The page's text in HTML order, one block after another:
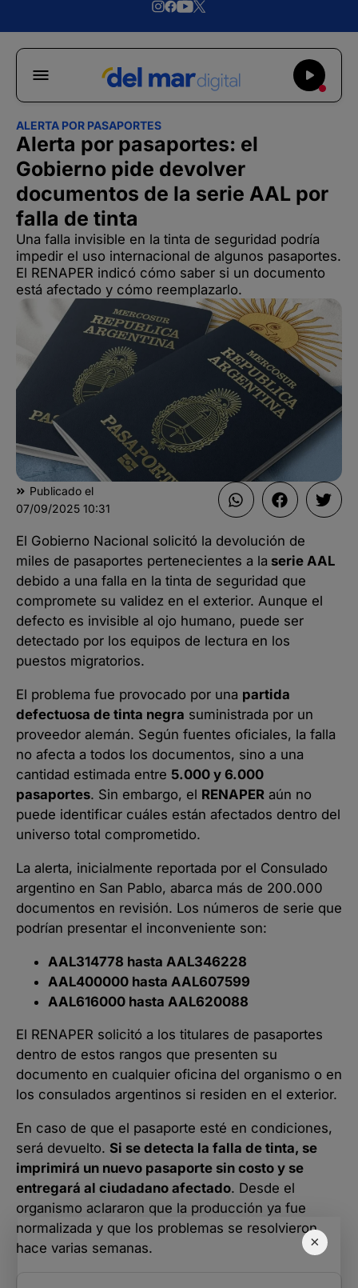
×
ALERTA POR PASAPORTES
Alerta por pasaportes: el
Gobierno pide devolver
documentos de la serie AAL por
falla de tinta
Una falla invisible en la tinta de seguridad podría
impedir el uso internacional de algunos pasaportes.
El RENAPER indicó cómo saber si un documento
está afectado y cómo reemplazarlo.
Publicado el
07/09/2025 10:31
El Gobierno Nacional solicitó la devolución de
miles de pasaportes pertenecientes a la serie AAL
debido a una falla en la tinta de seguridad que
compromete su validez en el exterior. Aunque el
defecto es invisible al ojo humano, puede ser
detectado por los equipos de lectura en los
puestos migratorios.
El problema fue provocado por una partida
defectuosa de tinta negra suministrada por un
proveedor alemán. Según fuentes oficiales, la falla
no afecta a todos los documentos, sino a una
cantidad estimada entre 5.000 y 6.000
pasaportes. Sin embargo, el RENAPER aún no
puede identificar cuáles están afectados dentro del
universo total comprometido.
La alerta, inicialmente reportada por el Consulado
argentino en San Pablo, abarca más de 200.000
documentos en revisión. Los números de serie que
podrían presentar el inconveniente son:
AAL314778 hasta AAL346228
AAL400000 hasta AAL607599
AAL616000 hasta AAL620088
El RENAPER solicitó a los titulares de pasaportes
dentro de estos rangos que presenten su
documento en cualquier oficina del organismo o en
los consulados argentinos si residen en el exterior.
En caso de que el pasaporte esté en condiciones,
será devuelto. Si se detecta la falla de tinta, se
imprimirá un nuevo pasaporte sin costo y se
entregará al ciudadano afectado. Desde el
organismo aclararon que la producción ya fue
normalizada y que los problemas se resolvieron
hace varias semanas.